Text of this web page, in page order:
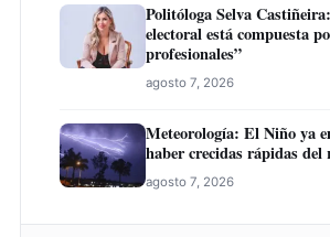
Politóloga Selva
electoral está compuesta
profesionales”
agosto 7, 2026
Meteorología: El Niño ya
haber crecidas rápidas del
agosto 7, 2026